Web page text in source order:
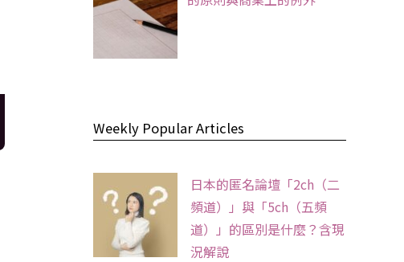
Weekly Popular Articles
日本的匿名論壇「2ch（二
頻道）」與「5ch（五頻
道）」的區別是什麼？含現
況解說